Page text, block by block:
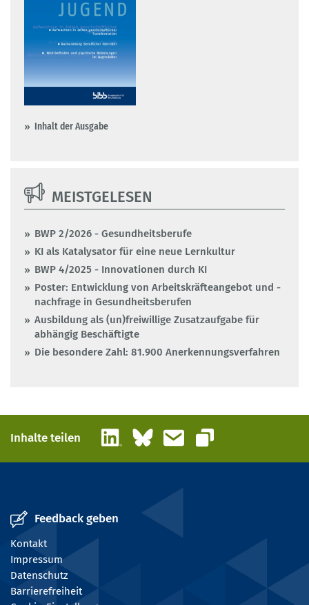
Inhalt der Ausgabe
MEISTGELESEN
BWP 2/2026 - Gesundheitsberufe
KI als Katalysator für eine neue Lernkultur
BWP 4/2025 - Innovationen durch KI
Poster: Entwicklung von Arbeitskräfteangebot und -
nachfrage in Gesundheitsberufen
Ausbildung als (un)freiwillige Zusatzaufgabe für
abhängig Beschäftigte
Die besondere Zahl: 81.900 Anerkennungsverfahren
Inhalte teilen LinkedInBlueskyE-Mail
Link kopieren
Feedback geben
Kontakt
Impressum
Datenschutz
Barrierefreiheit